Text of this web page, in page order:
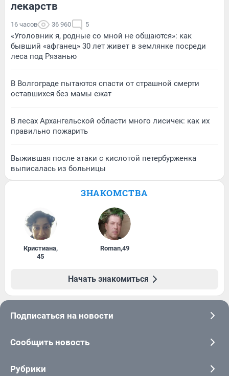
лекарств
16 часов 36 960 5
«Уголовник я, родные со мной не общаются»: как
бывший «афганец» 30 лет живет в землянке посреди
леса под Рязанью
В Волгограде пытаются спасти от страшной смерти
оставшихся без мамы ежат
В лесах Архангельской области много лисичек: как их
правильно пожарить
Выжившая после атаки с кислотой петербурженка
выписалась из больницы
ЗНАКОМСТВА
Кристиана,
45
Roman,49
Начать знакомиться
Подписаться на новости
Сообщить новость
Рубрики